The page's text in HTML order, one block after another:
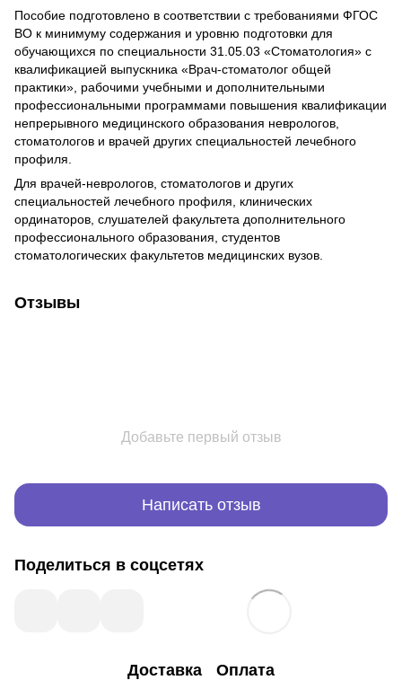
Пособие подготовлено в соответствии с требованиями ФГОС
ВО к минимуму содержания и уровню подготовки для
обучающихся по специальности 31.05.03 «Стоматология» с
квалификацией выпускника «Врач-стоматолог общей
практики», рабочими учебными и дополнительными
профессиональными программами повышения квалификации
непрерывного медицинского образования неврологов,
стоматологов и врачей других специальностей лечебного
профиля.
Для врачей-неврологов, стоматологов и других
специальностей лечебного профиля, клинических
ординаторов, слушателей факультета дополнительного
профессионального образования, студентов
стоматологических факультетов медицинских вузов.
Отзывы
Добавьте первый отзыв
Написать отзыв
Поделиться в соцсетях
Доставка Оплата